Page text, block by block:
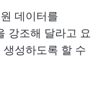
데이터를
강조해 달라고 요
성하도록 할 수